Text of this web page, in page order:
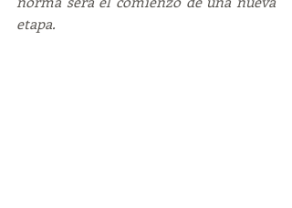
etapa.